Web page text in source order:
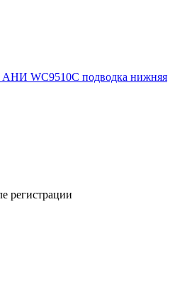
АНИ WC9510С подводка нижняя
регистрации